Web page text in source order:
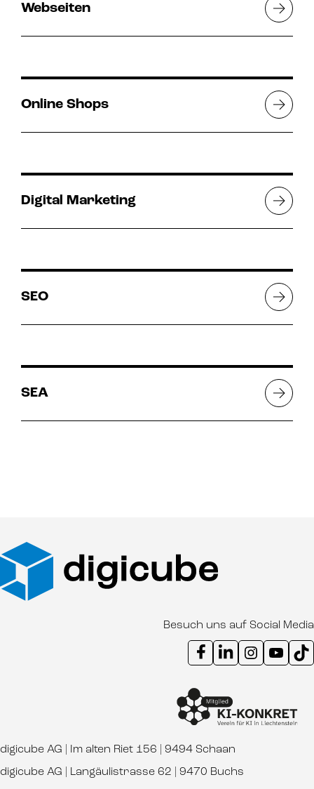
Webseiten
Online Shops
Digital Marketing
SEO
SEA
Besuch uns auf Social Media
Instagram Kanal digicube
Youtube Kanal
digicube AG | Im alten Riet 156 | 9494 Schaan
digicube AG | Langäulistrasse 62 | 9470 Buchs